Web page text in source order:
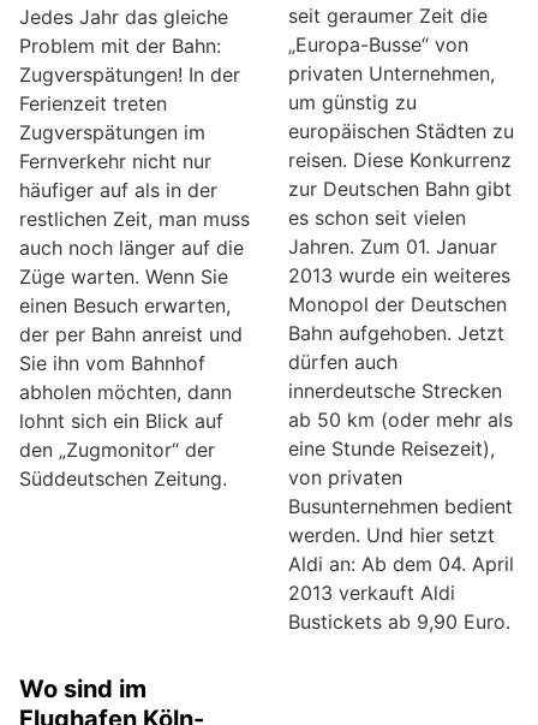
Jedes Jahr das gleiche
Problem mit der Bahn:
Zugverspätungen! In der
Ferienzeit treten
Zugverspätungen im
Fernverkehr nicht nur
häufiger auf als in der
restlichen Zeit, man muss
auch noch länger auf die
Züge warten. Wenn Sie
einen Besuch erwarten,
der per Bahn anreist und
Sie ihn vom Bahnhof
abholen möchten, dann
lohnt sich ein Blick auf
den „Zugmonitor“ der
Süddeutschen Zeitung.
seit geraumer Zeit die
„Europa-Busse“ von
privaten Unternehmen,
um günstig zu
europäischen Städten zu
reisen. Diese Konkurrenz
zur Deutschen Bahn gibt
es schon seit vielen
Jahren. Zum 01. Januar
2013 wurde ein weiteres
Monopol der Deutschen
Bahn aufgehoben. Jetzt
dürfen auch
innerdeutsche Strecken
ab 50 km (oder mehr als
eine Stunde Reisezeit),
von privaten
Busunternehmen bedient
werden. Und hier setzt
Aldi an: Ab dem 04. April
2013 verkauft Aldi
Bustickets ab 9,90 Euro.
Wo sind im
Flughafen Köln-